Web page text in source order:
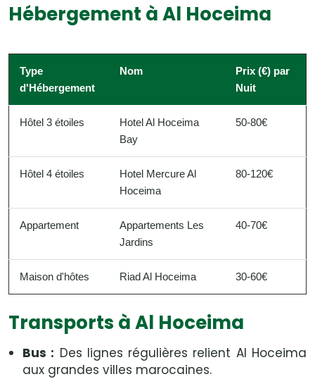
Hébergement à Al Hoceima
Type
d'Hébergement
Nom
Prix (€) par
Nuit
Hôtel 3 étoiles
Hotel Al Hoceima
Bay
50-80€
Hôtel 4 étoiles
Hotel Mercure Al
Hoceima
80-120€
Appartement
Appartements Les
Jardins
40-70€
Maison d'hôtes Riad Al Hoceima 30-60€
Transports à Al Hoceima
Bus : Des lignes régulières relient Al Hoceima
aux grandes villes marocaines.